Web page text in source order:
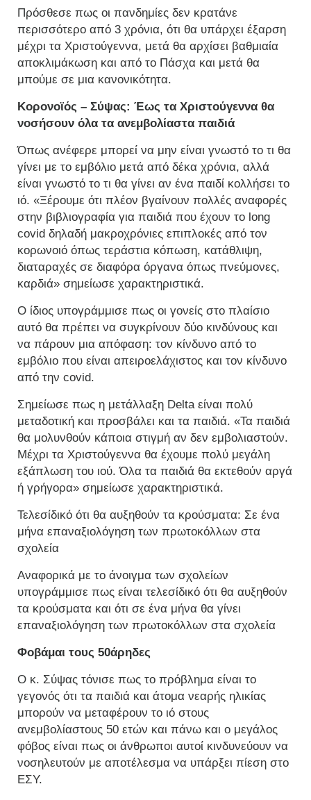
Πρόσθεσε πως οι πανδημίες δεν κρατάνε
περισσότερο από 3 χρόνια, ότι θα υπάρχει έξαρση
μέχρι τα Χριστούγεννα, μετά θα αρχίσει βαθμιαία
αποκλιμάκωση και από το Πάσχα και μετά θα
μπούμε σε μια κανονικότητα.
Κορονοϊός – Σύψας: Έως τα Χριστούγεννα θα
νοσήσουν όλα τα ανεμβολίαστα παιδιά
Όπως ανέφερε μπορεί να μην είναι γνωστό το τι θα
γίνει με το εμβόλιο μετά από δέκα χρόνια, αλλά
είναι γνωστό το τι θα γίνει αν ένα παιδί κολλήσει το
ιό. «Ξέρουμε ότι πλέον βγαίνουν πολλές αναφορές
στην βιβλιογραφία για παιδιά που έχουν το long
covid δηλαδή μακροχρόνιες επιπλοκές από τον
κορωνοιό όπως τεράστια κόπωση, κατάθλιψη,
διαταραχές σε διαφόρα όργανα όπως πνεύμονες,
καρδιά» σημείωσε χαρακτηριστικά.
Ο ίδιος υπογράμμισε πως οι γονείς στο πλαίσιο
αυτό θα πρέπει να συγκρίνουν δύο κινδύνους και
να πάρουν μια απόφαση: τον κίνδυνο από το
εμβόλιο που είναι απειροελάχιστος και τον κίνδυνο
από την covid.
Σημείωσε πως η μετάλλαξη Delta είναι πολύ
μεταδοτική και προσβάλει και τα παιδιά. «Τα παιδιά
θα μολυνθούν κάποια στιγμή αν δεν εμβολιαστούν.
Μέχρι τα Χριστούγεννα θα έχουμε πολύ μεγάλη
εξάπλωση του ιού. Όλα τα παιδιά θα εκτεθούν αργά
ή γρήγορα» σημείωσε χαρακτηριστικά.
Τελεσίδικό ότι θα αυξηθούν τα κρούσματα: Σε ένα
μήνα επαναξιολόγηση των πρωτοκόλλων στα
σχολεία
Αναφορικά με το άνοιγμα των σχολείων
υπογράμμισε πως είναι τελεσίδικό ότι θα αυξηθούν
τα κρούσματα και ότι σε ένα μήνα θα γίνει
επαναξιολόγηση των πρωτοκόλλων στα σχολεία
Φοβάμαι τους 50άρηδες
Ο κ. Σύψας τόνισε πως το πρόβλημα είναι το
γεγονός ότι τα παιδιά και άτομα νεαρής ηλικίας
μπορούν να μεταφέρουν το ιό στους
ανεμβολίαστους 50 ετών και πάνω και ο μεγάλος
φόβος είναι πως οι άνθρωποι αυτοί κινδυνεύουν να
νοσηλευτούν με αποτέλεσμα να υπάρξει πίεση στο
ΕΣΥ.